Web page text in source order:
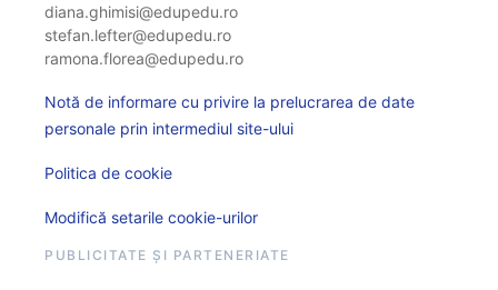
diana.ghimisi@edupedu.ro
stefan.lefter@edupedu.ro
ramona.florea@edupedu.ro
Notă de informare cu privire la prelucrarea de date
personale prin intermediul site-ului
Politica de cookie
Modifică setarile cookie-urilor
PUBLICITATE ȘI PARTENERIATE